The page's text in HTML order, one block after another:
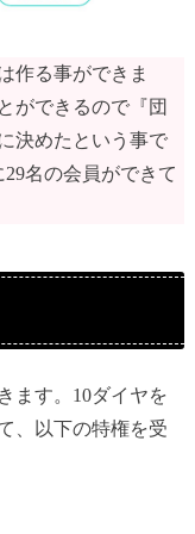
作る事ができま
ができるので『団
決めたという事で
名の会員ができて
ます。10ダイヤを
、以下の特権を受